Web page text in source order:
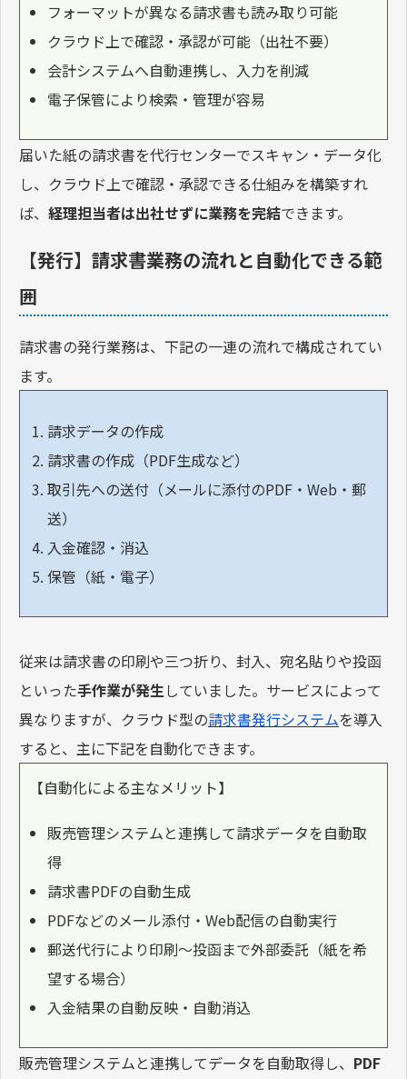
フォーマットが異なる請求書も読み取り可能
クラウド上で確認・承認が可能（出社不要）
会計システムへ自動連携し、入力を削減
電子保管により検索・管理が容易
届いた紙の請求書を代行センターでスキャン・データ化
し、クラウド上で確認・承認できる仕組みを構築すれ
ば、 経理担当者は出社せずに業務を完結できます。
【発行】請求書業務の流れと自動化できる範
囲
請求書の発行業務は、下記の一連の流れで構成されてい
ます。
請求データの作成
請求書の作成（PDF生成など）
取引先への送付（メールに添付のPDF・Web・郵
送）
入金確認・消込
保管（紙・電子）
従来は請求書の印刷や三つ折り、封入、宛名貼りや投函
といった手作業が発生していました。サービスによって
異なりますが、クラウド型の請求書発行システムを導入
すると、主に下記を自動化できます。
【自動化による主なメリット】
販売管理システムと連携して請求データを自動取
得
請求書PDFの自動生成
PDFなどのメール添付・Web配信の自動実行
郵送代行により印刷〜投函まで外部委託（紙を希
望する場合）
入金結果の自動反映・自動消込
販売管理システムと連携してデータを自動取得し、 PDF